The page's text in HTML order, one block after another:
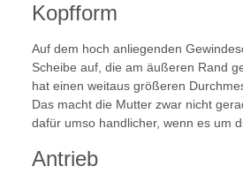
Kopfform
Auf dem hoch anliegenden
Scheibe auf, die am äußeren Rand
hat einen weitaus größeren
Das macht die Mutter zwar nicht
dafür umso handlicher, wenn es um
Antrieb